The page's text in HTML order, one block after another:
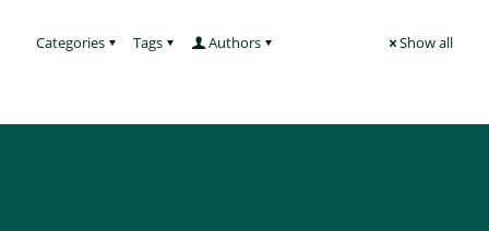
Categories Tags Authors Show all